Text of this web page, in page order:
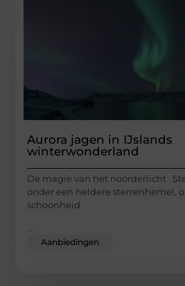
Aurora jagen in IJslands
winterwonderland
De magie van het noorderlicht
onder een heldere sterrenhemel,
schoonheid
...
Aanbiedingen